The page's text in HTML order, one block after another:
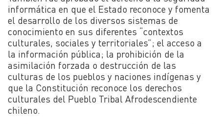
informática en que el Estado reconoce y fomenta
el desarrollo de los diversos sistemas de
conocimiento en sus diferentes “contextos
culturales, sociales y territoriales”; el acceso a
la información pública; la prohibición de la
asimilación forzada o destrucción de las
culturas de los pueblos y naciones indígenas y
que la Constitución reconoce los derechos
culturales del Pueblo Tribal Afrodescendiente
chileno.